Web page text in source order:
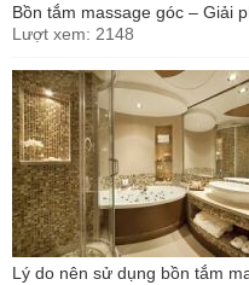
Bồn tắm massage góc – Giải
Lượt xem: 2148
Lý do nên sử dụng bồn tắm